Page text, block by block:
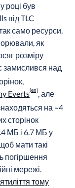
році був
від TLC
само ресурси.
як
розміру
замислився над
Everts
, але
на ~4
сторінок
МБ і 6.7 МБ у
мати такі
погіршення
мережі.
тому